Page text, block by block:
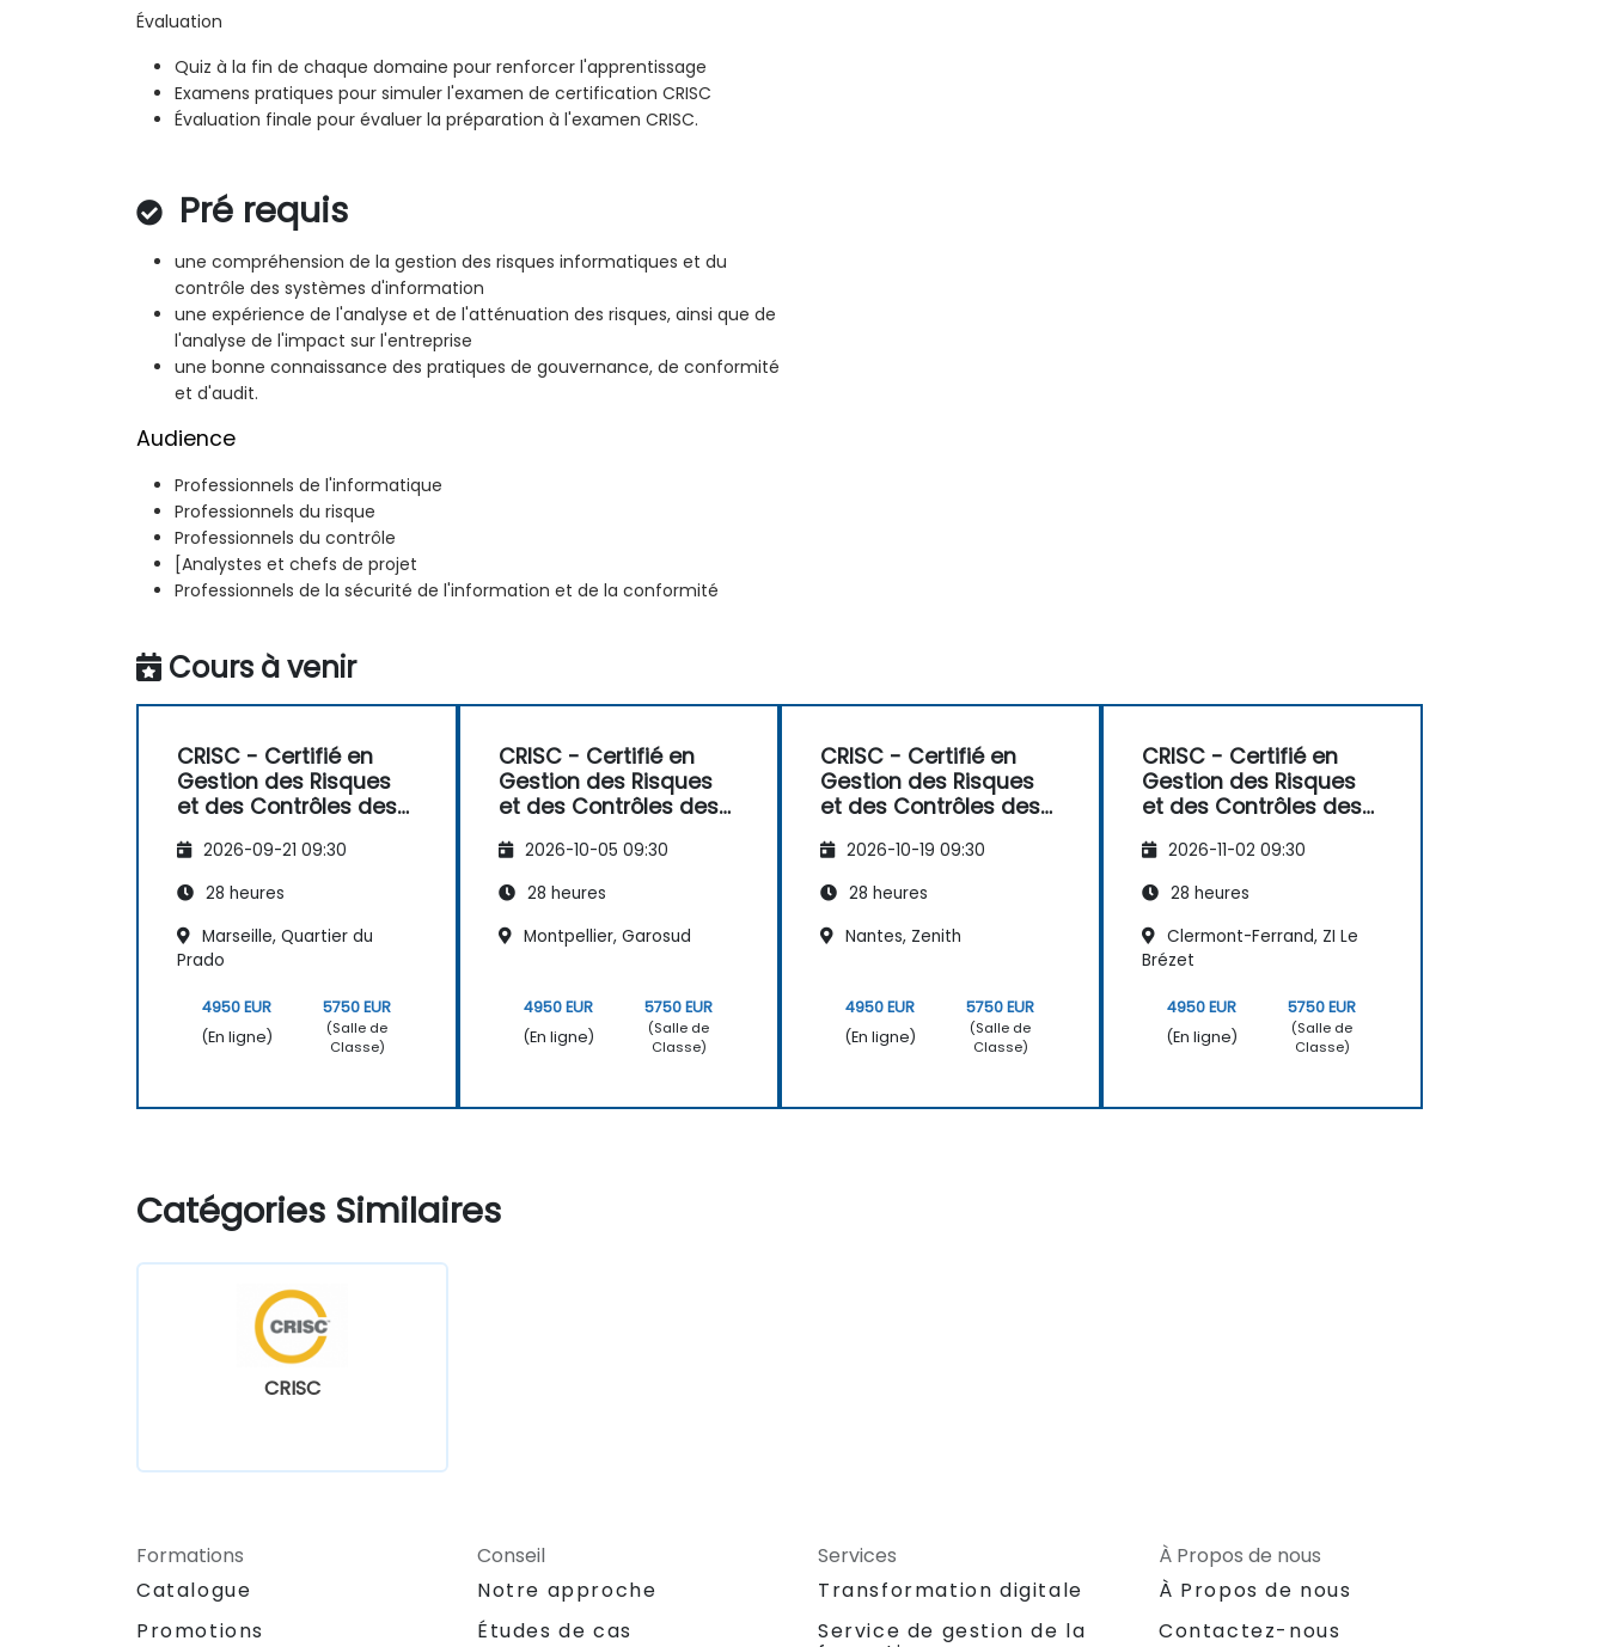
Évaluation
Quiz à la fin de chaque domaine pour renforcer l'apprentissage
Examens pratiques pour simuler l'examen de certification CRISC
Évaluation finale pour évaluer la préparation à l'examen CRISC.
Pré requis
une compréhension de la gestion des risques informatiques et du
contrôle des systèmes d'information
une expérience de l'analyse et de l'atténuation des risques, ainsi que de
l'analyse de l'impact sur l'entreprise
une bonne connaissance des pratiques de gouvernance, de conformité
et d'audit.
Audience
Professionnels de l'informatique
Professionnels du risque
Professionnels du contrôle
[Analystes et chefs de projet
Professionnels de la sécurité de l'information et de la conformité
Cours à venir
CRISC - Certifié en
Gestion des Risques
et des Contrôles des
d'Information - 4
Jours
2026-09-21 09:30
28 heures
Marseille, Quartier du
Prado
4950 EUR
(En ligne)
5750 EUR
(Salle de
Classe)
CRISC - Certifié en
Gestion des Risques
et des Contrôles des
d'Information - 4
Jours
2026-10-05 09:30
28 heures
Montpellier, Garosud
4950 EUR
(En ligne)
5750 EUR
(Salle de
Classe)
CRISC - Certifié en
Gestion des Risques
et des Contrôles des
d'Information - 4
Jours
2026-10-19 09:30
28 heures
Nantes, Zenith
4950 EUR
(En ligne)
5750 EUR
(Salle de
Classe)
CRISC - Certifié en
Gestion des Risques
et des Contrôles des
d'Information - 4
Jours
2026-11-02 09:30
28 heures
Clermont-Ferrand, ZI Le
Brézet
4950 EUR
(En ligne)
5750 EUR
(Salle de
Classe)
Catégories Similaires
CRISC
Formations
Catalogue
Promotions
Conseil
Notre approche
Études de cas
Services
Transformation digitale
Service de gestion de la
À Propos de nous
À Propos de nous
Contactez-nous